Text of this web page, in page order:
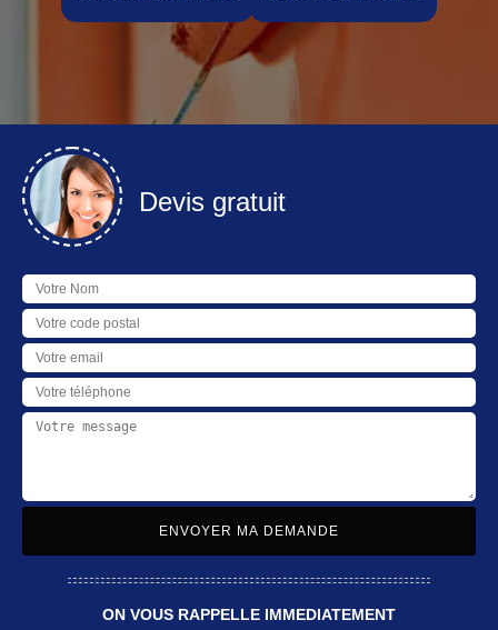
Devis gratuit
ON VOUS RAPPELLE IMMEDIATEMENT